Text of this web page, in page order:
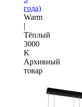
года)
Warm
|
Тёплый
3000
K
Архивный
товар